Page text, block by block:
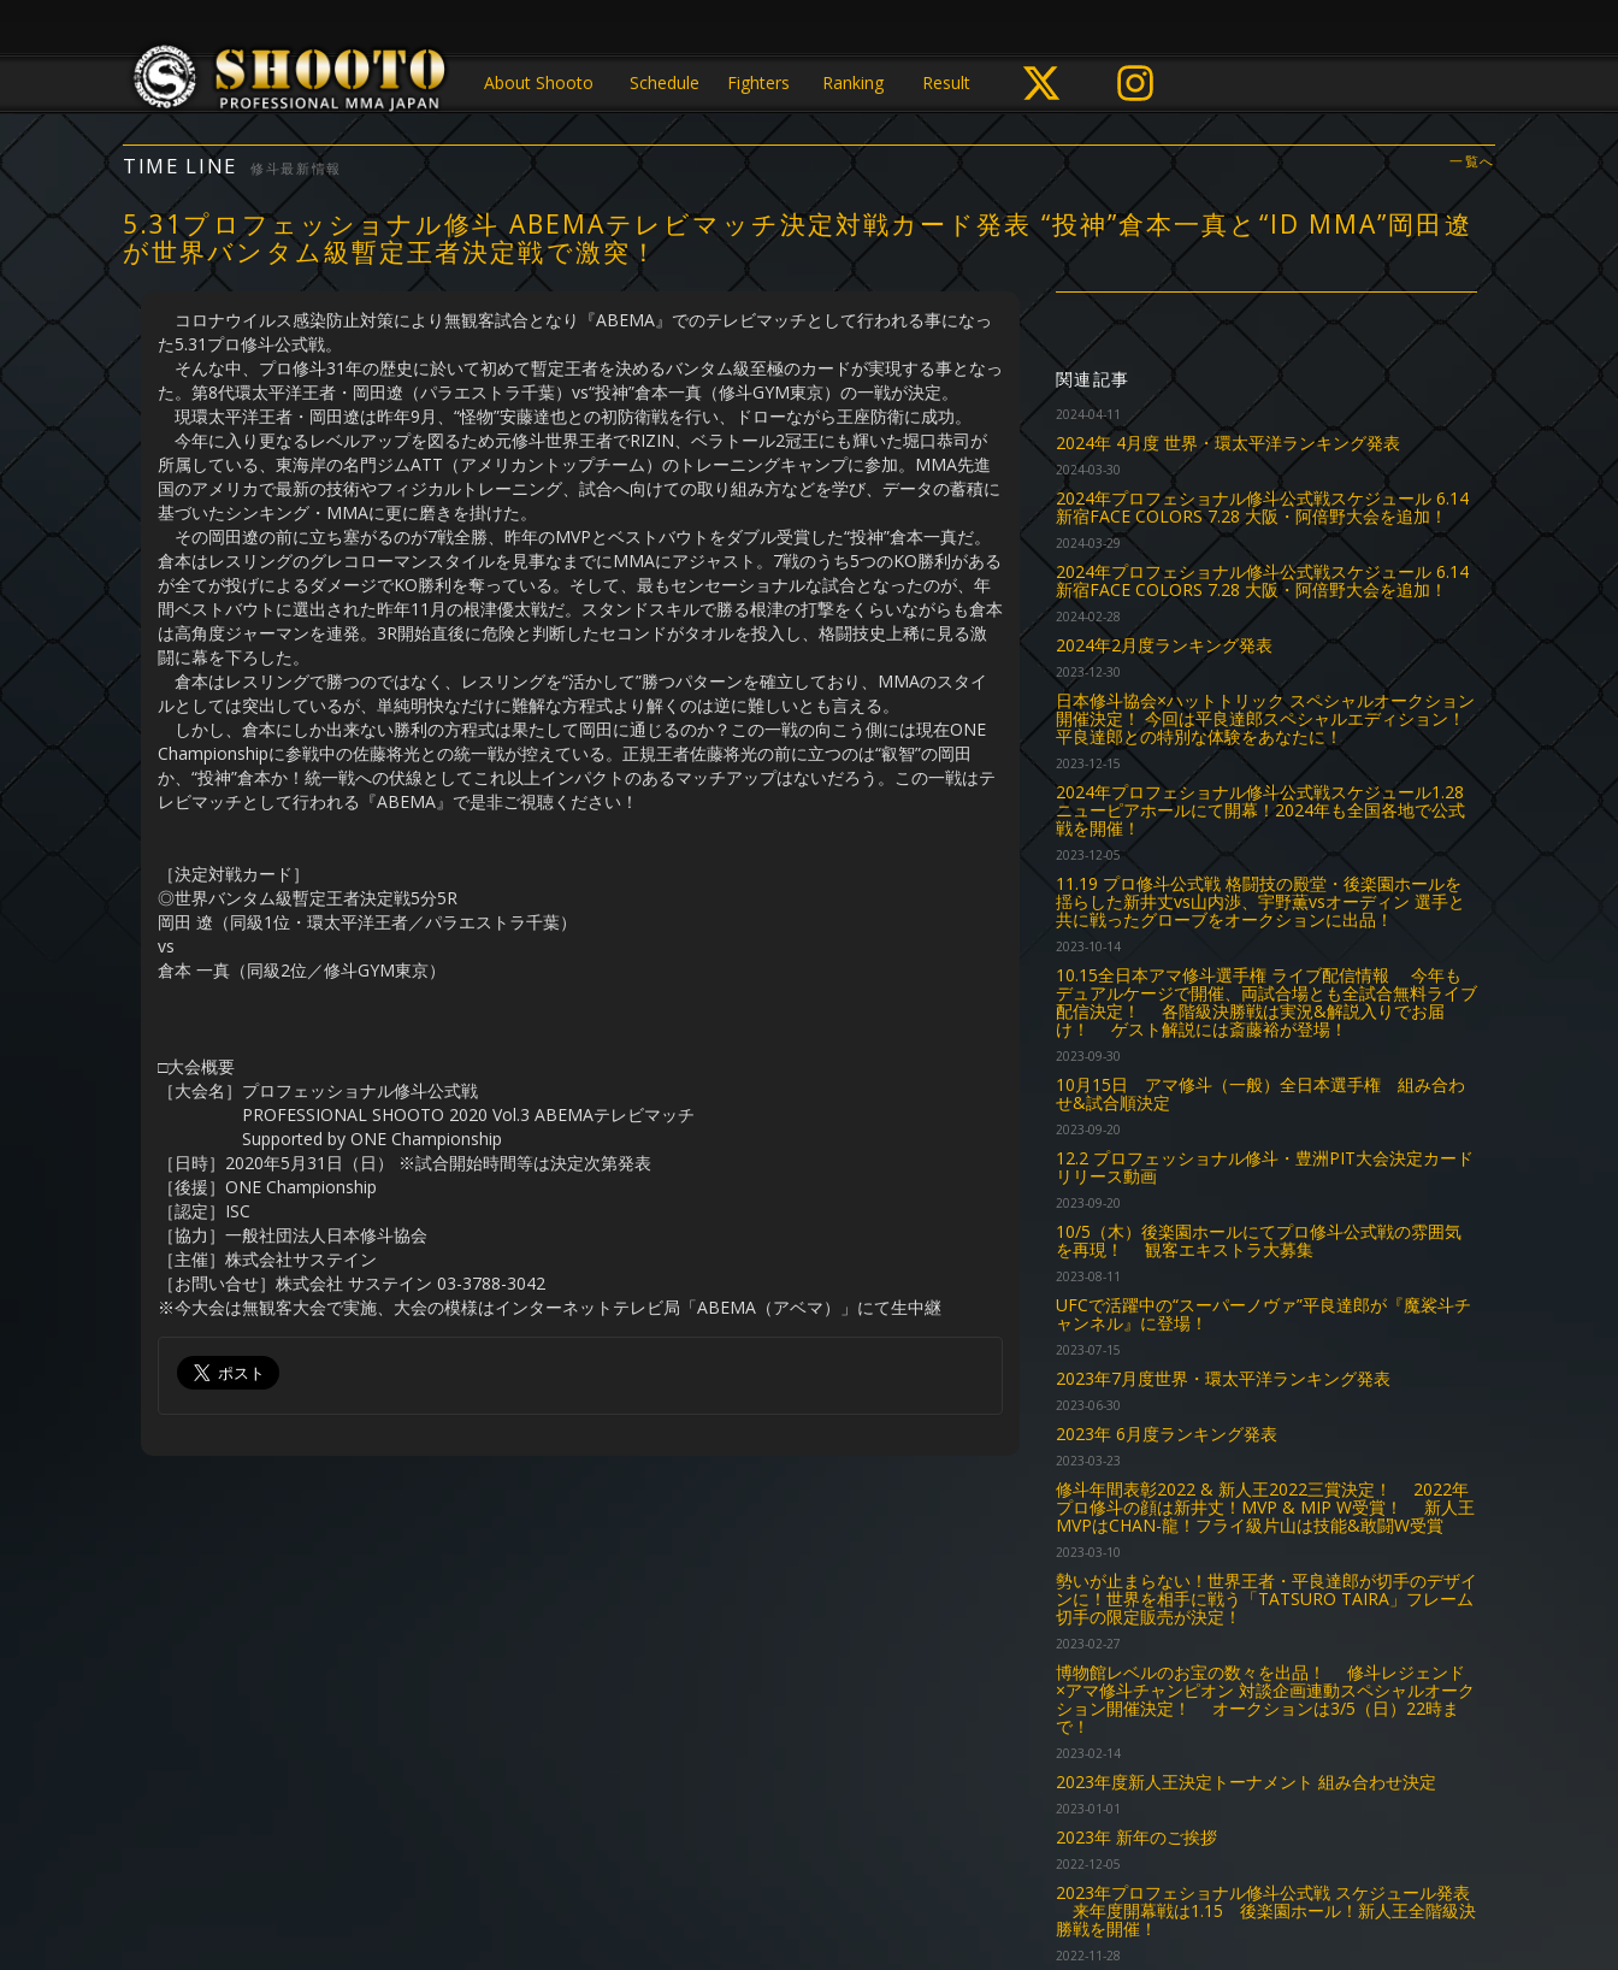
About Shooto Schedule Fighters Ranking Result
TIME LINE 修斗最新情報 一覧へ
5.31プロフェッショナル修斗 ABEMAテレビマッチ決定対戦カード発表 “投神”倉本一真と“ID MMA”岡田遼
が世界バンタム級暫定王者決定戦で激突！
コロナウイルス感染防止対策により無観客試合となり『ABEMA』でのテレビマッチとして行われる事になっ
た5.31プロ修斗公式戦。
そんな中、プロ修斗31年の歴史に於いて初めて暫定王者を決めるバンタム級至極のカードが実現する事となっ
た。第8代環太平洋王者・岡田遼（パラエストラ千葉）vs“投神”倉本一真（修斗GYM東京）の一戦が決定。
現環太平洋王者・岡田遼は昨年9月、“怪物”安藤達也との初防衛戦を行い、ドローながら王座防衛に成功。
今年に入り更なるレベルアップを図るため元修斗世界王者でRIZIN、ベラトール2冠王にも輝いた堀口恭司が
所属している、東海岸の名門ジムATT（アメリカントップチーム）のトレーニングキャンプに参加。MMA先進
国のアメリカで最新の技術やフィジカルトレーニング、試合へ向けての取り組み方などを学び、データの蓄積に
基づいたシンキング・MMAに更に磨きを掛けた。
その岡田遼の前に立ち塞がるのが7戦全勝、昨年のMVPとベストバウトをダブル受賞した“投神”倉本一真だ。
倉本はレスリングのグレコローマンスタイルを見事なまでにMMAにアジャスト。7戦のうち5つのKO勝利がある
が全てが投げによるダメージでKO勝利を奪っている。そして、最もセンセーショナルな試合となったのが、年
間ベストバウトに選出された昨年11月の根津優太戦だ。スタンドスキルで勝る根津の打撃をくらいながらも倉本
は高角度ジャーマンを連発。3R開始直後に危険と判断したセコンドがタオルを投入し、格闘技史上稀に見る激
闘に幕を下ろした。
倉本はレスリングで勝つのではなく、レスリングを“活かして”勝つパターンを確立しており、MMAのスタイ
ルとしては突出しているが、単純明快なだけに難解な方程式より解くのは逆に難しいとも言える。
しかし、倉本にしか出来ない勝利の方程式は果たして岡田に通じるのか？この一戦の向こう側には現在ONE
Championshipに参戦中の佐藤将光との統一戦が控えている。正規王者佐藤将光の前に立つのは“叡智”の岡田
か、“投神”倉本か！統一戦への伏線としてこれ以上インパクトのあるマッチアップはないだろう。この一戦はテ
レビマッチとして行われる『ABEMA』で是非ご視聴ください！
［決定対戦カード］
◎世界バンタム級暫定王者決定戦5分5R
岡田 遼（同級1位・環太平洋王者／パラエストラ千葉）
vs
倉本 一真（同級2位／修斗GYM東京）
□大会概要
［大会名］プロフェッショナル修斗公式戦
PROFESSIONAL SHOOTO 2020 Vol.3 ABEMAテレビマッチ
Supported by ONE Championship
［日時］2020年5月31日（日） ※試合開始時間等は決定次第発表
［後援］ONE Championship
［認定］ISC
［協力］一般社団法人日本修斗協会
［主催］株式会社サステイン
［お問い合せ］株式会社 サステイン 03-3788-3042
※今大会は無観客大会で実施、大会の模様はインターネットテレビ局「ABEMA（アベマ）」にて生中継
関連記事
2024-04-11
2024年 4月度 世界・環太平洋ランキング発表
2024-03-30
2024年プロフェショナル修斗公式戦スケジュール 6.14
新宿FACE COLORS 7.28 大阪・阿倍野大会を追加！
2024-03-29
2024年プロフェショナル修斗公式戦スケジュール 6.14
新宿FACE COLORS 7.28 大阪・阿倍野大会を追加！
2024-02-28
2024年2月度ランキング発表
2023-12-30
日本修斗協会×ハットトリック スペシャルオークション
開催決定！ 今回は平良達郎スペシャルエディション！
平良達郎との特別な体験をあなたに！
2023-12-15
2024年プロフェショナル修斗公式戦スケジュール1.28
ニューピアホールにて開幕！2024年も全国各地で公式
戦を開催！
2023-12-05
11.19 プロ修斗公式戦 格闘技の殿堂・後楽園ホールを
揺らした新井丈vs山内渉、宇野薫vsオーディン 選手と
共に戦ったグローブをオークションに出品！
2023-10-14
10.15全日本アマ修斗選手権 ライブ配信情報 今年も
デュアルケージで開催、両試合場とも全試合無料ライブ
配信決定！ 各階級決勝戦は実況&解説入りでお届
け！ ゲスト解説には斎藤裕が登場！
2023-09-30
10月15日 アマ修斗（一般）全日本選手権 組み合わ
せ&試合順決定
2023-09-20
12.2 プロフェッショナル修斗・豊洲PIT大会決定カード
リリース動画
2023-09-20
10/5（木）後楽園ホールにてプロ修斗公式戦の雰囲気
を再現！ 観客エキストラ大募集
2023-08-11
UFCで活躍中の“スーパーノヴァ”平良達郎が『魔裟斗チ
ャンネル』に登場！
2023-07-15
2023年7月度世界・環太平洋ランキング発表
2023-06-30
2023年 6月度ランキング発表
2023-03-23
修斗年間表彰2022 & 新人王2022三賞決定！ 2022年
プロ修斗の顔は新井丈！MVP & MIP W受賞！ 新人王
MVPはCHAN-龍！フライ級片山は技能&敢闘W受賞
2023-03-10
勢いが止まらない！世界王者・平良達郎が切手のデザイ
ンに！世界を相手に戦う「TATSURO TAIRA」フレーム
切手の限定販売が決定！
2023-02-27
博物館レベルのお宝の数々を出品！ 修斗レジェンド
×アマ修斗チャンピオン 対談企画連動スペシャルオーク
ション開催決定！ オークションは3/5（日）22時ま
で！
2023-02-14
2023年度新人王決定トーナメント 組み合わせ決定
2023-01-01
2023年 新年のご挨拶
2022-12-05
2023年プロフェショナル修斗公式戦 スケジュール発表
来年度開幕戦は1.15 後楽園ホール！新人王全階級決
勝戦を開催！
2022-11-28